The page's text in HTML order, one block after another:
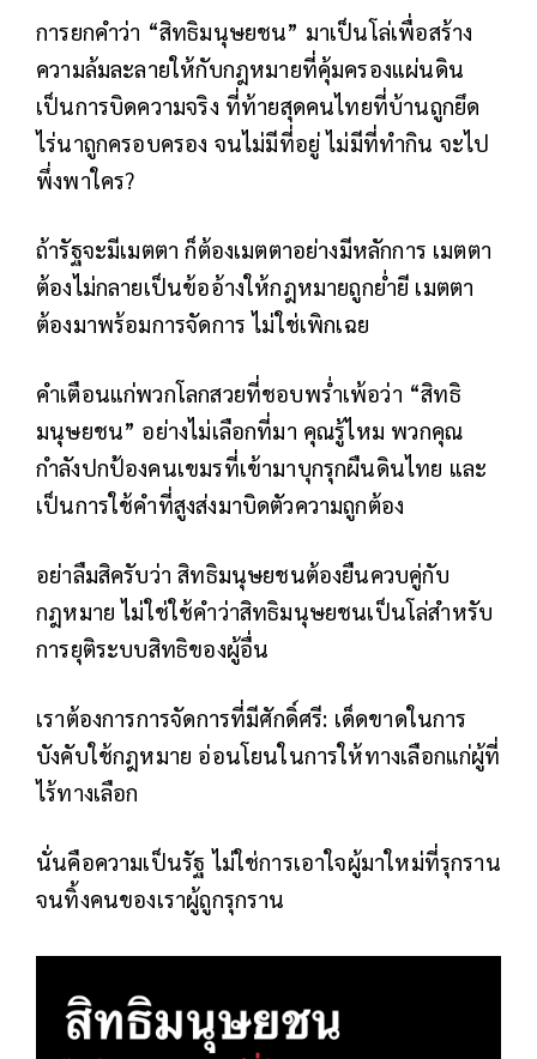
การยกคำว่า “สิทธิมนุษยชน” มาเป็นโล่เพื่อสร้าง
ความล้มละลายให้กับกฎหมายที่คุ้มครองแผ่นดิน
เป็นการบิดความจริง ที่ท้ายสุดคนไทยที่บ้านถูกยึด
ไร่นาถูกครอบครอง จนไม่มีที่อยู่ ไม่มีที่ทำกิน จะไป
พึ่งพาใคร?
ถ้ารัฐจะมีเมตตา ก็ต้องเมตตาอย่างมีหลักการ เมตตา
ต้องไม่กลายเป็นข้ออ้างให้กฎหมายถูกย่ำยี เมตตา
ต้องมาพร้อมการจัดการ ไม่ใช่เพิกเฉย
คำเตือนแก่พวกโลกสวยที่ชอบพร่ำเพ้อว่า “สิทธิ
มนุษยชน” อย่างไม่เลือกที่มา คุณรู้ไหม พวกคุณ
กำลังปกป้องคนเขมรที่เข้ามาบุกรุกผืนดินไทย และ
เป็นการใช้คำที่สูงส่งมาบิดตัวความถูกต้อง
อย่าลืมสิครับว่า สิทธิมนุษยชนต้องยืนควบคู่กับ
กฎหมาย ไม่ใช่ใช้คำว่าสิทธิมนุษยชนเป็นโล่สำหรับ
การยุติระบบสิทธิของผู้อื่น
เราต้องการการจัดการที่มีศักดิ์ศรี: เด็ดขาดในการ
บังคับใช้กฎหมาย อ่อนโยนในการให้ทางเลือกแก่ผู้ที่
ไร้ทางเลือก
นั่นคือความเป็นรัฐ ไม่ใช่การเอาใจผู้มาใหม่ที่รุกราน
จนทิ้งคนของเราผู้ถูกรุกราน